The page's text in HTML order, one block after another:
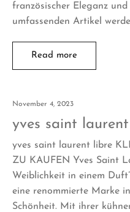
französischer Eleganz
umfassenden Artikel
Read more
November 4, 2023
yves saint
yves saint laurent libre
ZU KAUFEN Yves Saint
Weiblichkeit in einem
eine renommierte Marke
Schönheit. Mit ihrer